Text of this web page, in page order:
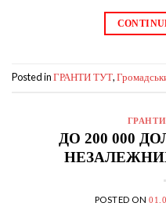
Posted in ГРАНТИ ТУТ,
ДО 200 000
POSTED ON